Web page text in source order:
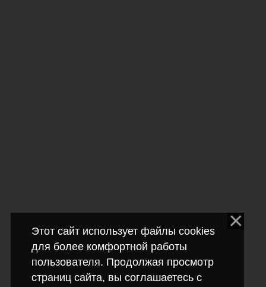
Этот сайт использует файлы cookies
для более комфортной работы
пользователя. Продолжая просмотр
страниц сайта, вы соглашаетесь с